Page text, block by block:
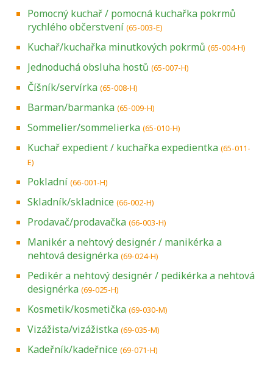
Pomocný kuchař / pomocná kuchařka pokrmů
rychlého občerstvení (65-003-E)
Kuchař/kuchařka minutkových pokrmů (65-004-H)
Jednoduchá obsluha hostů (65-007-H)
Číšník/servírka (65-008-H)
Barman/barmanka (65-009-H)
Sommelier/sommelierka (65-010-H)
Kuchař expedient / kuchařka expedientka (65-011-
E)
Pokladní (66-001-H)
Skladník/skladnice (66-002-H)
Prodavač/prodavačka (66-003-H)
Manikér a nehtový designér / manikérka a
nehtová designérka (69-024-H)
Pedikér a nehtový designér / pedikérka a nehtová
designérka (69-025-H)
Kosmetik/kosmetička (69-030-M)
Vizážista/vizážistka (69-035-M)
Kadeřník/kadeřnice (69-071-H)
Projděte si seznam profesních kvalifikací.